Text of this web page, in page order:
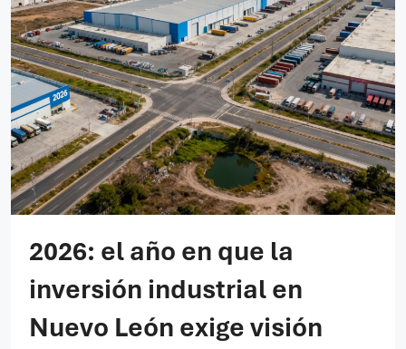
2026: el año en que la
inversión industrial en
Nuevo León exige visión